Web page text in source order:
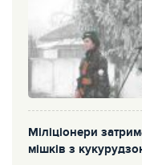
Міліціонери
мішків з